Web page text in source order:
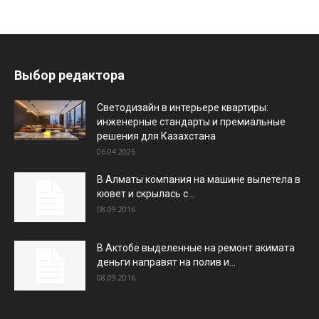
Выбор редактора
Светодизайн в интерьере квартиры:
инженерные стандарты и премиальные
решения для Казахстана
06.04.2026
В Алматы компания на машине вылетела в
кювет и скрылась с...
08.09.2016
В Актобе выделенные на ремонт акимата
деньги направят на полив и...
08.09.2016